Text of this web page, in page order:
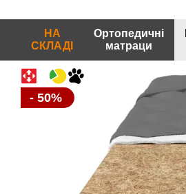
НА
СКЛАДІ
Ортопедичні
матраци
- 50%